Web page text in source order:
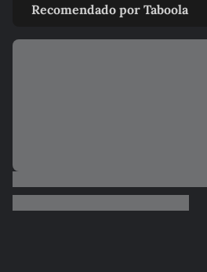
filhote por vários
MUNDO
acordo para...
Recomendado por Taboola